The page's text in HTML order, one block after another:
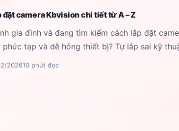
camera Kbvision chi tiết từ A – Z
gia đình và đang tìm kiếm cách lắp đặt
phức tạp và dễ hỏng thiết bị? Tự lắp sai kỹ
202610 phút đọc